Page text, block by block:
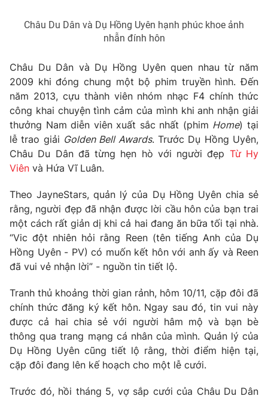
Chất lượng cuộc sống
Tuyển sinh
Hitech Công nghệ tương lai
Sản phẩm
Thị trường
Tư vấn
Giao lưu trực tuyến
Lịch phát sóng
Chuyên mục khác
Emagazine
Photo Infographic
Video Shorts video
VTV Sức khoẻ Bất động sản
Thị trường 24h Tấm lòng Việt
Châu Du Dân và Dụ Hồng Uyên hạnh phúc khoe ảnh
nhẫn đính hôn
Châu Du Dân và Dụ Hồng Uyên quen nhau từ năm
2009 khi đóng chung một bộ phim truyền hình. Đến
năm 2013, cựu thành viên nhóm nhạc F4 chính thức
công khai chuyện tình cảm của mình khi anh nhận giải
thưởng Nam diễn viên xuất sắc nhất (phim Home) tại
lễ trao giải Golden Bell Awards. Trước Dụ Hồng Uyên,
Châu Du Dân đã từng hẹn hò với người đẹp Từ Hy
Viên và Hứa Vĩ Luân.
Theo JayneStars, quản lý của Dụ Hồng Uyên chia sẻ
rằng, người đẹp đã nhận được lời cầu hôn của bạn trai
một cách rất giản dị khi cả hai đang ăn bữa tối tại nhà.
“Vic đột nhiên hỏi rằng Reen (tên tiếng Anh của Dụ
Hồng Uyên - PV) có muốn kết hôn với anh ấy và Reen
đã vui vẻ nhận lời” - nguồn tin tiết lộ.
Tranh thủ khoảng thời gian rảnh, hôm 10/11, cặp đôi đã
chính thức đăng ký kết hôn. Ngay sau đó, tin vui này
được cả hai chia sẻ với người hâm mộ và bạn bè
thông qua trang mạng cá nhân của mình. Quản lý của
Dụ Hồng Uyên cũng tiết lộ rằng, thời điểm hiện tại,
cặp đôi đang lên kế hoạch cho một lễ cưới.
Trước đó, hồi tháng 5, vợ sắp cưới của Châu Du Dân